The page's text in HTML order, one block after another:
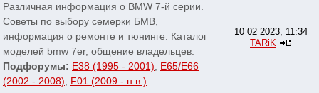
Различная информация о BMW 7-й серии.
Советы по выбору семерки БМВ,
информация о ремонте и тюнинге. Каталог
моделей bmw 7er, общение владельцев.
Подфорумы: E38 (1995 - 2001), E65/E66
(2002 - 2008), F01 (2009 - н.в.)
10 02 2023, 11:34
TARiK